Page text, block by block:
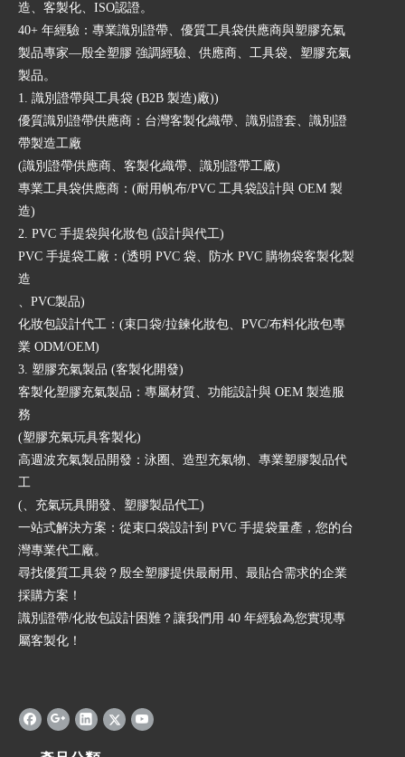
造、客製化、ISO認證。
40+ 年經驗：專業識別證帶、優質工具袋供應商與塑膠充氣
製品專家—殷全塑膠 強調經驗、供應商、工具袋、塑膠充氣
製品。
1. 識別證帶與工具袋 (B2B 製造)廠))
優質識別證帶供應商：台灣客製化織帶、識別證套、識別證
帶製造工廠
(識別證帶供應商、客製化織帶、識別證帶工廠)
專業工具袋供應商：(耐用帆布/PVC 工具袋設計與 OEM 製
造)
2. PVC 手提袋與化妝包 (設計與代工)
PVC 手提袋工廠：(透明 PVC 袋、防水 PVC 購物袋客製化製
造
、PVC製品)
化妝包設計代工：(束口袋/拉鍊化妝包、PVC/布料化妝包專
業 ODM/OEM)
3. 塑膠充氣製品 (客製化開發)
客製化塑膠充氣製品：專屬材質、功能設計與 OEM 製造服
務
(塑膠充氣玩具客製化)
高週波充氣製品開發：泳圈、造型充氣物、專業塑膠製品代
工
(、充氣玩具開發、塑膠製品代工)
一站式解決方案：從束口袋設計到 PVC 手提袋量產，您的台
灣專業代工廠。
尋找優質工具袋？殷全塑膠提供最耐用、最貼合需求的企業
採購方案！
識別證帶/化妝包設計困難？讓我們用 40 年經驗為您實現專
屬客製化！